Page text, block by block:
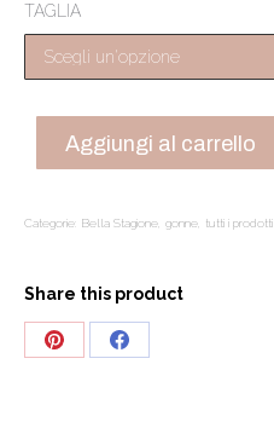
TAGLIA
Aggiungi al carrello
Categorie: Bella Stagione gonne tutti i prodotti
Share this product
Share
Share